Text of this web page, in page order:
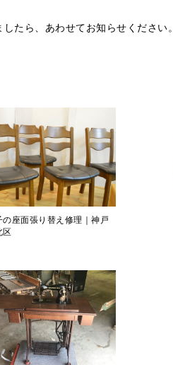
たら、あわせてお知らせください。
の座面張り替え修理｜神戸
区